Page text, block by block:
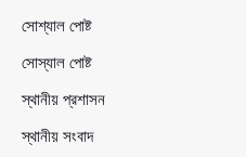
সোশ্যাল পোষ্ট
সোস্যাল পোষ্ট
স্থানীয় প্রশাসন
স্থানীয় সংবাদ